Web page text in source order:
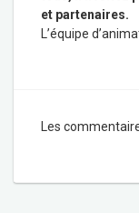
et partenaires.
L’équipe
Les